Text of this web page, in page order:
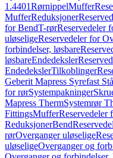
1.4401RørnippelMuffer
MufferReduksjoner
for BendT-rørReservedeler
uløseligeReservedeler for
forbindelser, løsbare
løsbareEndedeksler
EndedekslerTilkoblinger
Geberit Mapress Syrefast
for rørSystempakninger
Mapress ThermSystemrør
FittingsMufferReservedeler
ReduksjonerBend
rørOverganger uløselige
uløseligeOverganger og